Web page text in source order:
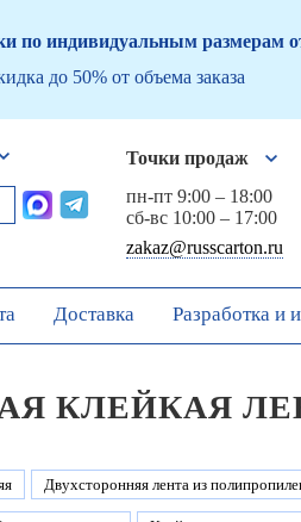
по индивидуальным размерам
до 50% от объема заказа
Точки продаж
пн-пт 9:00 – 18:00
сб-вс 10:00 – 17:00
zakaz@russcarton.ru
Доставка Разработка и
КЛЕЙКАЯ
Двухсторонняя лента из